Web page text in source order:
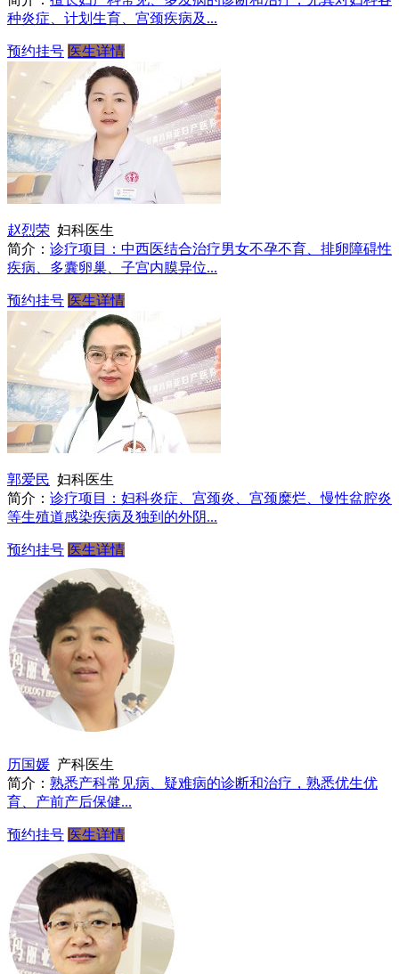
种炎症、计划生育、宫颈疾病及...
预约挂号 医生详情
赵烈荣 妇科医生
简介： 诊疗项目：中西医结合治疗男女不孕不育、排卵障碍性
疾病、多囊卵巢、子宫内膜异位...
预约挂号 医生详情
郭爱民 妇科医生
简介： 诊疗项目：妇科炎症、宫颈炎、宫颈糜烂、慢性盆腔炎
等生殖道感染疾病及独到的外阴...
预约挂号 医生详情
历国媛 产科医生
简介： 熟悉产科常见病、疑难病的诊断和治疗，熟悉优生优
育、产前产后保健...
预约挂号 医生详情